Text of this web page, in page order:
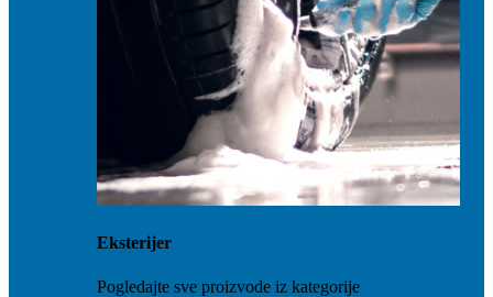
Eksterijer
Pogledajte sve proizvode iz kategorije